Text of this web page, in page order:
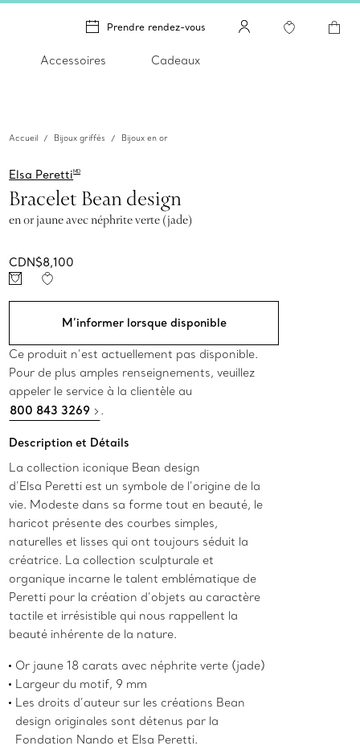
Prendre rendez-vous
Accessoires Cadeaux
Accueil Bijoux griffés Bijoux en or
Elsa PerettiMD
Bracelet Bean design
en or jaune avec néphrite verte (jade)
CDN$8,100
M’informer lorsque disponible
Ce produit n’est actuellement pas disponible.
Pour de plus amples renseignements, veuillez
appeler le service à la clientèle au
800 843 3269
.
Description et Détails
La collection iconique Bean design
d’Elsa Peretti est un symbole de l’origine de la
vie. Modeste dans sa forme tout en beauté, le
haricot présente des courbes simples,
naturelles et lisses qui ont toujours séduit la
créatrice. La collection sculpturale et
organique incarne le talent emblématique de
Peretti pour la création d’objets au caractère
tactile et irrésistible qui nous rappellent la
beauté inhérente de la nature.
Or jaune 18 carats avec néphrite verte (jade)
Largeur du motif, 9 mm
Les droits d’auteur sur les créations Bean
design originales sont détenus par la
Fondation Nando et Elsa Peretti.